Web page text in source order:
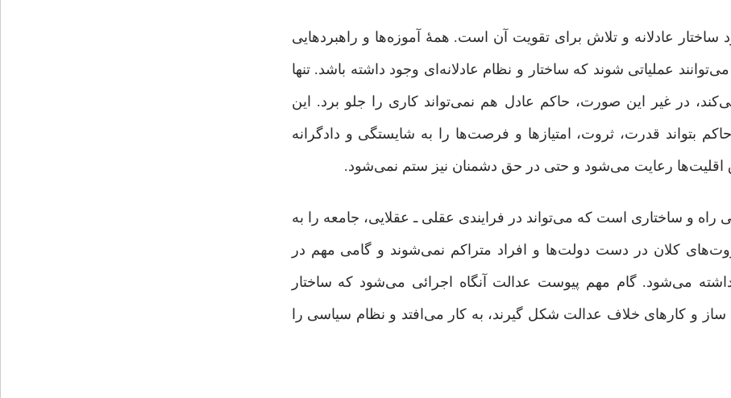
عادلانه و تلاش برای تقویت آن است. همۀ آموزه‌ها و راهبردهایی
عملیاتی شوند که ساختار و نظام عادلانه‌ای وجود داشته باشد. تنها
در غیر این صورت، حاکم عادل هم نمی‌تواند کاری را جلو برد. این
بتواند قدرت، ثروت، امتیازها و فرصت‌ها را به شایستگی و دادگرانه
اقلیت‌ها رعایت می‌شود و حتی در حق دشمنان نیز ستم نمی‌شود.
راه و ساختاری است که می‌تواند در فرایندی عقلی ـ عقلایی، جامعه را به
کلان در دست دولت‌ها و افراد متراکم نمی‌شوند و گامی مهم در
می‌شود. گام مهم پیوست عدالت آنگاه اجرائی می‌شود که ساختار
و کارهای خلاف عدالت شکل گیرند،‌ به کار می‌افتد و نظام سیاسی را